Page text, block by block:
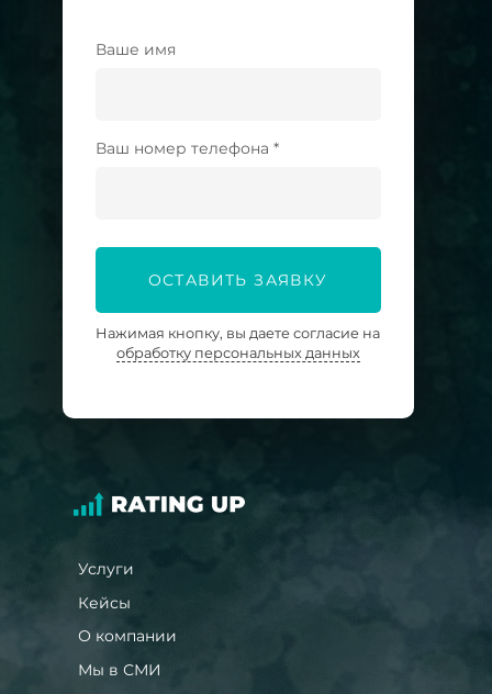
Услуги
Кейсы
О компании
Мы в СМИ
Ваше имя
Ваш номер телефона *
ОСТАВИТЬ ЗАЯВКУ
Нажимая кнопку, вы даете согласие на
обработку персональных данных